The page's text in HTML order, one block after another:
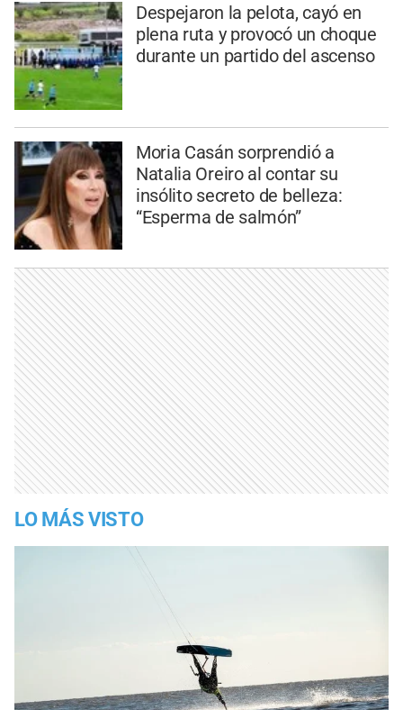
Despejaron la pelota, cayó en
plena ruta y provocó un choque
durante un partido del ascenso
Moria Casán sorprendió a
Natalia Oreiro al contar su
insólito secreto de belleza:
“Esperma de salmón”
LO MÁS VISTO